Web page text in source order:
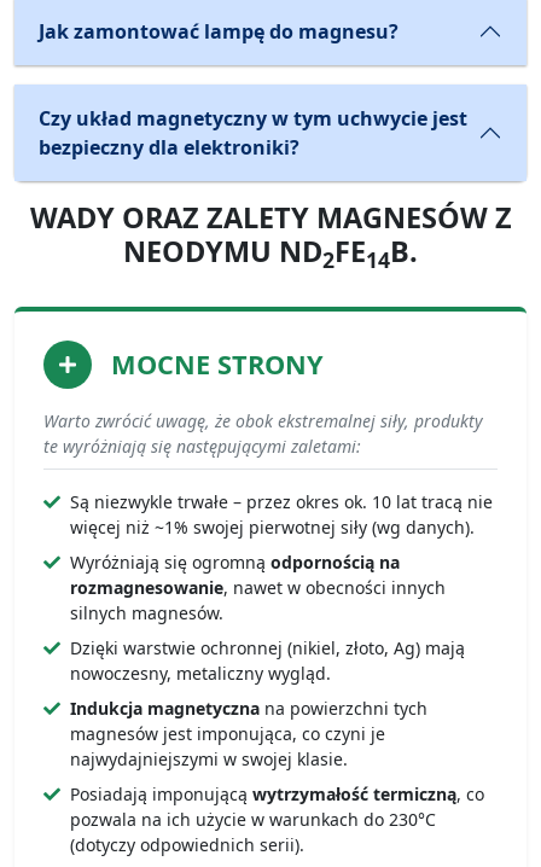
Jak zamontować lampę do magnesu?
Czy układ magnetyczny w tym uchwycie jest
bezpieczny dla elektroniki?
WADY ORAZ ZALETY MAGNESÓW Z
NEODYMU ND2FE14B.
MOCNE STRONY
Warto zwrócić uwagę, że obok ekstremalnej siły, produkty
te wyróżniają się następującymi zaletami:
Są niezwykle trwałe – przez okres ok. 10 lat tracą nie
więcej niż ~1% swojej pierwotnej siły (wg danych).
Wyróżniają się ogromną odpornością na
rozmagnesowanie, nawet w obecności innych
silnych magnesów.
Dzięki warstwie ochronnej (nikiel, złoto, Ag) mają
nowoczesny, metaliczny wygląd.
Indukcja magnetyczna na powierzchni tych
magnesów jest imponująca, co czyni je
najwydajniejszymi w swojej klasie.
Posiadają imponującą wytrzymałość termiczną, co
pozwala na ich użycie w warunkach do 230°C
(dotyczy odpowiednich serii).